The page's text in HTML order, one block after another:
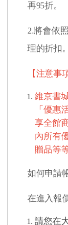
再95折。
2.將會依
理的折扣。
【注意事
維京書
「優惠
享全館
內所有
贈品等
如何申請
在進入報
請您在